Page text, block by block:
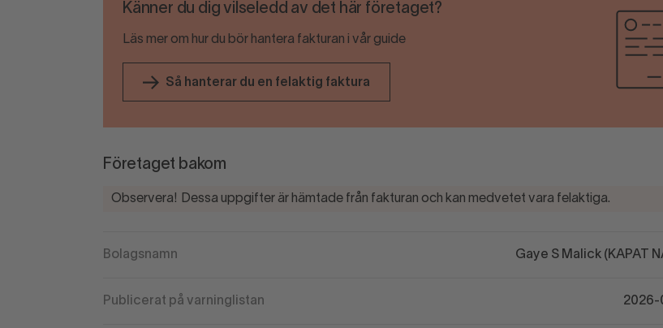
Känner du dig vilseledd av det här företaget?
Läs mer om hur du bör hantera fakturan i vår guide
Så hanterar du en felaktig faktura
Företaget bakom
Observera! Dessa uppgifter är hämtade från fakturan och kan medvetet vara felaktiga.
Bolagsnamn Gaye S Malick (KAPAT
Publicerat på varninglistan 2026-